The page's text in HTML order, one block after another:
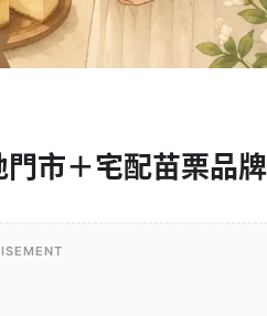
市＋宅配苗栗品